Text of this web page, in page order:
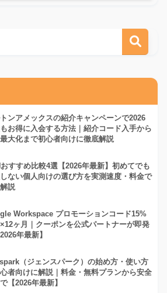
ンアメックスの紹介キャンペーンで2026
お得に入会する方法｜紹介コード入手から
大化まで初心者向けに徹底解説
すすめ比較4選【2026年最新】初めてでも
ない個人向けの選び方を実測速度・料金で
説
Workspace プロモーションコード15%
ヶ月｜クーポンを公式パートナーが即発
年最新】
（ジェンスパーク）の始め方・使い方
者向けに解説｜料金・無料プランから安全
【2026年最新】